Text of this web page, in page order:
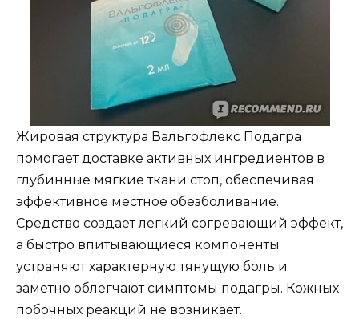
Жировая структура Вальгофлекс Подагра
помогает доставке активных ингредиентов в
глубинные мягкие ткани стоп, обеспечивая
эффективное местное обезболивание.
Средство создает легкий согревающий эффект,
а быстро впитывающиеся компоненты
устраняют характерную тянущую боль и
заметно облегчают симптомы подагры. Кожных
побочных реакций не возникает.